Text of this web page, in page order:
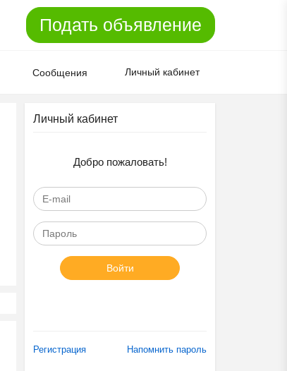
Подать объявление
Сообщения Личный кабинет
Личный кабинет
Добро пожаловать!
Войти
Регистрация Напомнить пароль